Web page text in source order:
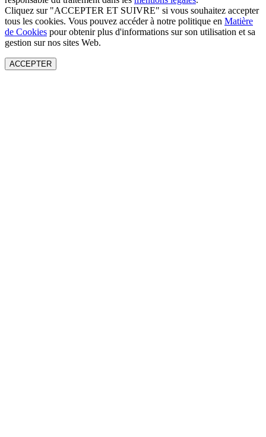
Cliquez sur "ACCEPTER ET SUIVRE" si vous souhaitez accepter
tous les cookies. Vous pouvez accéder à notre politique en Matière
de Cookies pour obtenir plus d'informations sur son utilisation et sa
gestion sur nos sites Web.
ACCEPTER